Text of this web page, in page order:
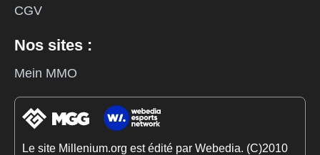
CGV
Nos sites :
Mein MMO
Le site Millenium.org est édité par Webedia. (C)2010